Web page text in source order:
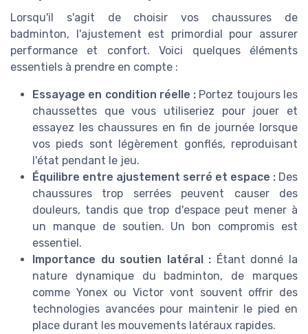
Lorsqu'il s'agit de choisir vos chaussures de
badminton, l'ajustement est primordial pour assurer
performance et confort. Voici quelques éléments
essentiels à prendre en compte :
Essayage en condition réelle : Portez toujours les
chaussettes que vous utiliseriez pour jouer et
essayez les chaussures en fin de journée lorsque
vos pieds sont légèrement gonflés, reproduisant
l'état pendant le jeu.
Équilibre entre ajustement serré et espace : Des
chaussures trop serrées peuvent causer des
douleurs, tandis que trop d'espace peut mener à
un manque de soutien. Un bon compromis est
essentiel.
Importance du soutien latéral : Étant donné la
nature dynamique du badminton, de marques
comme Yonex ou Victor vont souvent offrir des
technologies avancées pour maintenir le pied en
place durant les mouvements latéraux rapides.